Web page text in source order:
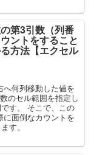
第3引数（列番
ントをすること
方法【エクセル
何列移動した値を
のセル範囲を指定し
す。 そこで、この
面倒なカウントを
す。